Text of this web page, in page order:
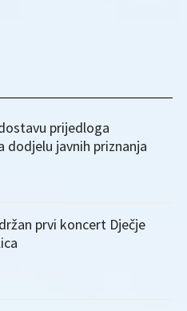
prijedloga
dodjelu javnih priznanja
prvi koncert Dječje